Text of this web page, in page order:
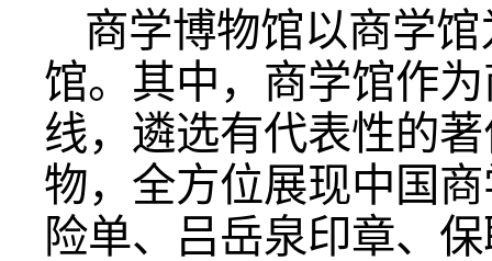
商学博物馆以商学
馆。其中，商学馆作
线，遴选有代表性的
物，全方位展现中国
险单、吕岳泉印章、